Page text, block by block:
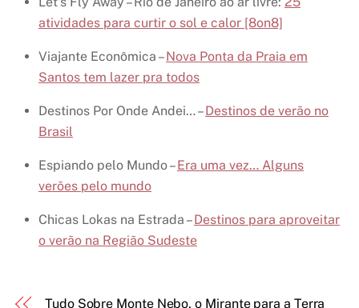
atividades para curtir o sol e calor [8on8]
Viajante Econômica –Nova Ponta da Praia em
Santos tem lazer pra todos
Destinos Por Onde Andei… –Destinos de verão no
Brasil
Espiando pelo Mundo –Era uma vez… Alguns
verões pelo mundo
Chicas Lokas na Estrada –Destinos para aproveitar
o verão na Região Sudeste
Tudo Sobre Monte Nebo, o Mirante para a Terra